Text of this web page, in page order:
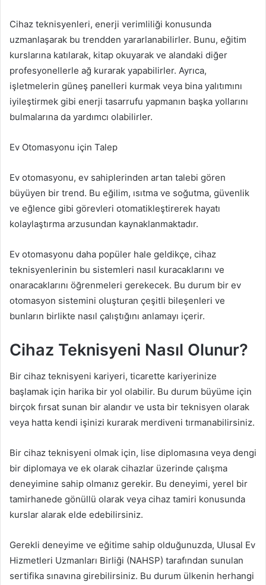
Cihaz teknisyenleri, enerji verimliliği konusunda
uzmanlaşarak bu trendden yararlanabilirler. Bunu, eğitim
kurslarına katılarak, kitap okuyarak ve alandaki diğer
profesyonellerle ağ kurarak yapabilirler. Ayrıca,
işletmelerin güneş panelleri kurmak veya bina yalıtımını
iyileştirmek gibi enerji tasarrufu yapmanın başka yollarını
bulmalarına da yardımcı olabilirler.
Ev Otomasyonu için Talep
Ev otomasyonu, ev sahiplerinden artan talebi gören
büyüyen bir trend. Bu eğilim, ısıtma ve soğutma, güvenlik
ve eğlence gibi görevleri otomatikleştirerek hayatı
kolaylaştırma arzusundan kaynaklanmaktadır.
Ev otomasyonu daha popüler hale geldikçe, cihaz
teknisyenlerinin bu sistemleri nasıl kuracaklarını ve
onaracaklarını öğrenmeleri gerekecek. Bu durum bir ev
otomasyon sistemini oluşturan çeşitli bileşenleri ve
bunların birlikte nasıl çalıştığını anlamayı içerir.
Cihaz Teknisyeni Nasıl Olunur?
Bir cihaz teknisyeni kariyeri, ticarette kariyerinize
başlamak için harika bir yol olabilir. Bu durum büyüme için
birçok fırsat sunan bir alandır ve usta bir teknisyen olarak
veya hatta kendi işinizi kurarak merdiveni tırmanabilirsiniz.
Bir cihaz teknisyeni olmak için, lise diplomasına veya dengi
bir diplomaya ve ek olarak cihazlar üzerinde çalışma
deneyimine sahip olmanız gerekir. Bu deneyimi, yerel bir
tamirhanede gönüllü olarak veya cihaz tamiri konusunda
kurslar alarak elde edebilirsiniz.
Gerekli deneyime ve eğitime sahip olduğunuzda, Ulusal Ev
Hizmetleri Uzmanları Birliği (NAHSP) tarafından sunulan
sertifika sınavına girebilirsiniz. Bu durum ülkenin herhangi